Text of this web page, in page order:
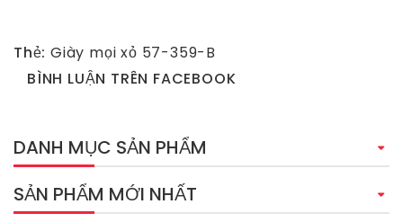
Thẻ: Giày mọi xỏ 57-359-B
BÌNH LUẬN TRÊN FACEBOOK
DANH MỤC SẢN PHẨM
SẢN PHẨM MỚI NHẤT